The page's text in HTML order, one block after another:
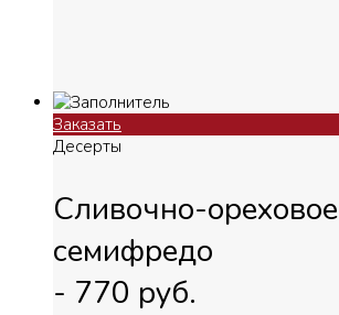
Заказать
Десерты
Сливочно-ореховое
семифредо
- 770 руб.